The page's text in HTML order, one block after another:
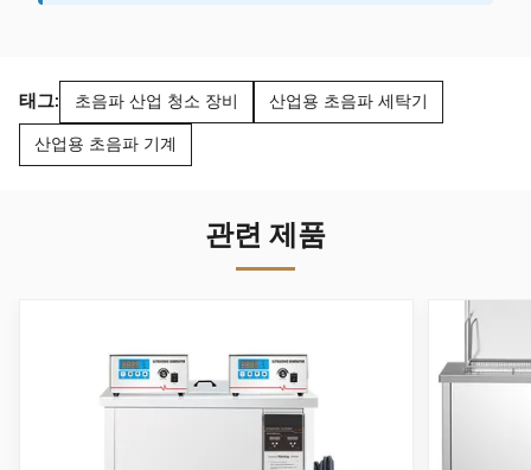
태그: 초음파 산업 청소 장비 산업용 초음파 세탁기
산업용 초음파 기계
관련 제품